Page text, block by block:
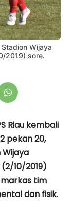
Wijaya
2019) sore.
Riau kembali
pekan 20,
10/2019)
markas tim
dan fisik.